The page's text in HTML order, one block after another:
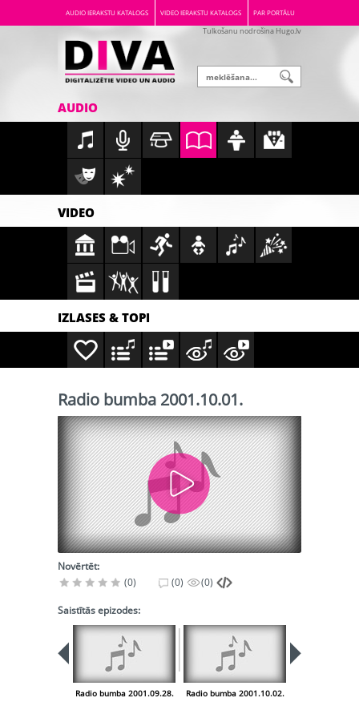
AUDIO IERAKSTU KATALOGS VIDEO IERAKSTU KATALOGS PAR PORTĀLU
Tulkošanu nodrošina Hugo.lv
AUDIO
VIDEO
IZLASES & TOPI
Radio bumba 2001.10.01.
Novērtēt:
(0)
(0) (0)
Saistītās epizodes:
Radio bumba 2001.09.28. Radio bumba 2001.10.02.